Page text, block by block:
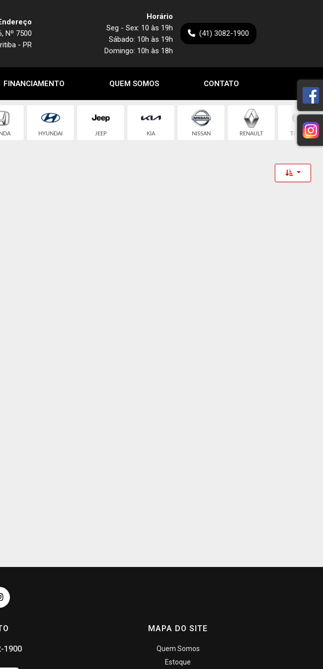
Nº 7500
- PR
Horário
Seg - Sex: 10 às 19h
Sábado: 10h às 19h
Domingo: 10h às 18h
(41) 3082-1900
FINANCIAMENTO QUEM SOMOS CONTATO
HYUNDAI JEEP KIA NISSAN RENAULT TOYOTA
Toggle
1900
MAPA DO SITE
Quem Somos
Estoque